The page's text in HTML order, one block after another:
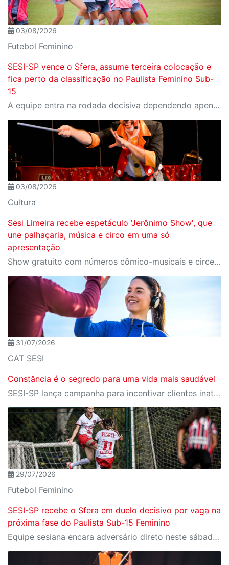
03/08/2026
Futebol Feminino
SESI-SP vence o Sfera, assume terceira colocação e
fica perto da classificação no Paulista Feminino Sub-
15
A equipe entra na rodada decisiva dependendo apenas de seus próprios resultados para avançar ao mata-mata
03/08/2026
Cultura
Sesi Limeira recebe espetáculo 'Jerônimo Show', que
une palhaçaria, música e circo em uma só
apresentação
Show gratuito com números cômico-musicais e circenses acontece no dia 15/08, sábado, às 16h, no CAT Sesi Limeira
31/07/2026
CAT SESI
Constância é o segredo para uma vida mais saudável
SESI-SP lança campanha para incentivar clientes inativos a retomarem a prática de atividades físicas, esporte e lazer com benefícios exclusivos
29/07/2026
Futebol Feminino
SESI-SP recebe o Sfera em duelo decisivo por vaga na
próxima fase do Paulista Sub-15 Feminino
Equipe sesiana encara adversário direto neste sábado (1º), em Rio Claro, pela penúltima rodada da fase de grupos